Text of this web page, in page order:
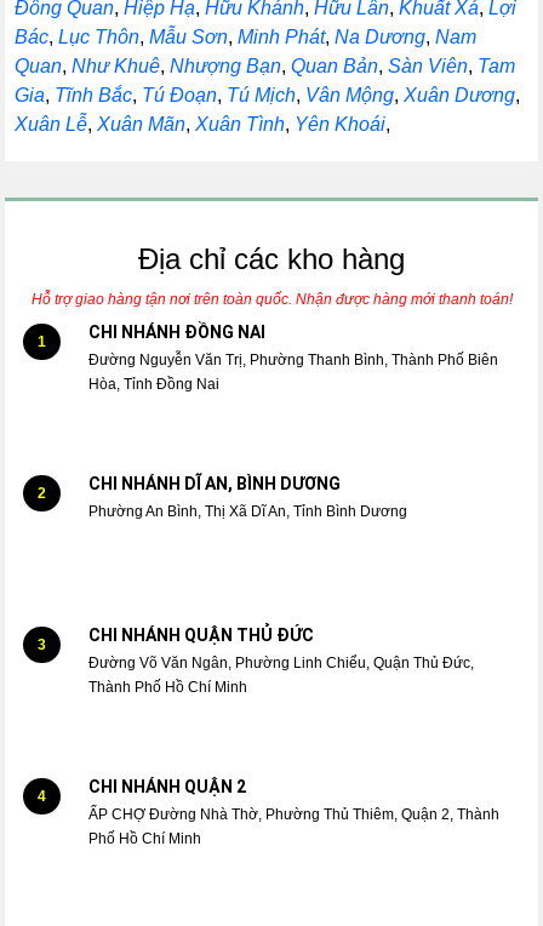
Đông Quan,Hiệp Hạ,Hữu Khánh,Hữu Lân,Khuất Xá,Lợi
Bác,Lục Thôn,Mẫu Sơn,Minh Phát,Na Dương,Nam
Quan,Như Khuê,Nhượng Bạn,Quan Bản,Sàn Viên, Tam
Gia, Tĩnh Bắc, Tú Đoạn, Tú Mịch, Vân Mộng,Xuân Dương,
Xuân Lễ,Xuân Mãn,Xuân Tình, Yên Khoái,
Địa chỉ các kho hàng
Hỗ trợ giao hàng tận nơi trên toàn quốc. Nhận được hàng mới thanh toán!
1 CHI NHÁNH ĐỒNG NAI
Đường Nguyễn Văn Trị, Phường Thanh Bình, Thành Phố Biên
Hòa, Tỉnh Đồng Nai
2 CHI NHÁNH DĨ AN, BÌNH DƯƠNG
Phường An Bình, Thị Xã Dĩ An, Tỉnh Bình Dương
3 CHI NHÁNH QUẬN THỦ ĐỨC
Đường Võ Văn Ngân, Phường Linh Chiểu, Quận Thủ Đức,
Thành Phố Hồ Chí Minh
4 CHI NHÁNH QUẬN 2
ẤP CHỢ Đường Nhà Thờ, Phường Thủ Thiêm, Quận 2, Thành
Phố Hồ Chí Minh